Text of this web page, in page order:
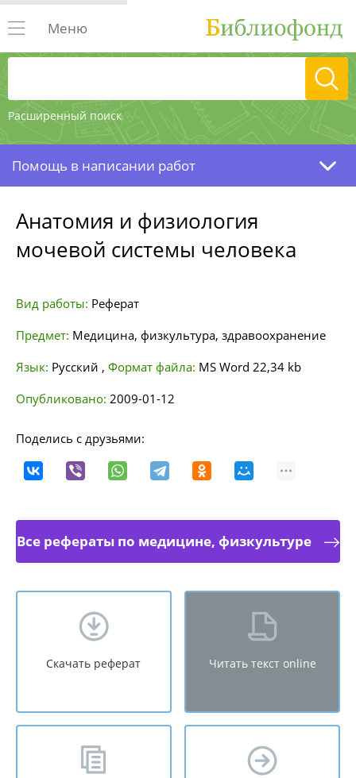
Расширенный поиск
Меню
Помощь в написании работ
Анатомия и физиология
мочевой системы человека
Вид работы: Реферат
Предмет: Медицина, физкультура, здравоохранение
Язык: Русский , Формат файла: MS Word 22,34 kb
Опубликовано: 2009-01-12
Поделись с друзьями:
Все рефераты по медицине, физкультуре
Скачать реферат Читать текст online